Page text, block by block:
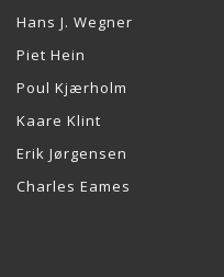
Hans J. Wegner
Piet Hein
Poul Kjærholm
Kaare Klint
Erik Jørgensen
Charles Eames